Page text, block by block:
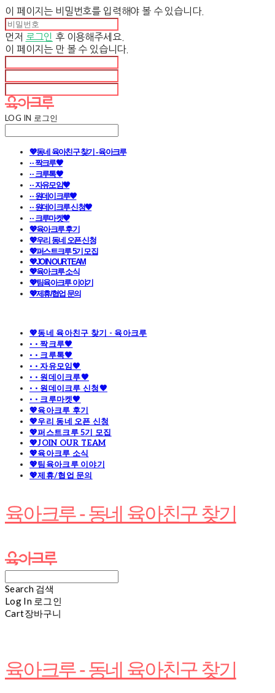
이 페이지는 비밀번호를 입력해야 볼 수 있습니다.
먼저 로그인 후 이용해주세요.
이 페이지는 만 볼 수 있습니다.
LOG IN 로그인
💖동네 육아친구 찾기 - 육아크루
· · 짝크루🧡
· · 크루톡🧡
· · 자유모임🧡
· · 원데이크루🧡
· · 원데이크루 신청🧡
· · 크루마켓🧡
💖육아크루 후기
💖우리 동네 오픈 신청
💖퍼스트크루 5기 모집
💖JOIN OUR TEAM
💖육아크루 소식
💖팀육아크루 이야기
💖제휴/협업 문의
💖동네 육아친구 찾기 - 육아크루
· · 짝크루🧡
· · 크루톡🧡
· · 자유모임🧡
· · 원데이크루🧡
· · 원데이크루 신청🧡
· · 크루마켓🧡
💖육아크루 후기
💖우리 동네 오픈 신청
💖퍼스트크루 5기 모집
💖JOIN OUR TEAM
💖육아크루 소식
💖팀육아크루 이야기
💖제휴/협업 문의
육아크루 - 동네 육아친구 찾기
Search 검색
Log In 로그인
Cart장바구니
육아크루 - 동네 육아친구 찾기